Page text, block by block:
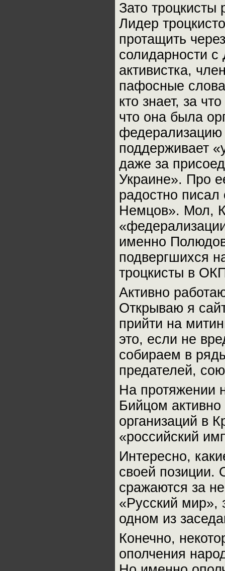
Зато троцкисты
Лидер
протащить
солидарности
активистка,
пафосные
кто знает, за
что она была
федерализацию
поддерживает
даже за
Украине». Про
радостно
Немцов». Мол,
именно
подвергшихся
троцкисты в
Активно
Открываю я
прийти на
это, если не
собираем в
предателей,
На протяжении
Бийцом
организаций в
«российский
Интересно,
своей
сражаются за
«Русский мир»,
одном из
Конечно,
ополчения